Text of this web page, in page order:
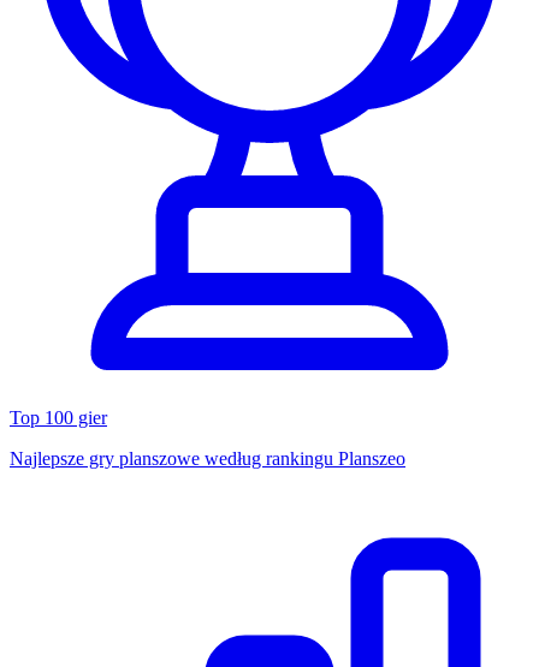
Top 100 gier
Najlepsze gry planszowe według rankingu Planszeo